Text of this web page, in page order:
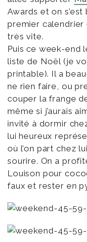
Awards et on s’est
premier calendrier
très vite.
Puis ce week-end
liste de Noël (je
printable). Il a
ne rien faire, ou
couper la frange
même si j’aurais
invité à dormir
lui heureux
où l’on part chez
sourire. On a
Louison pour
faux et rester en